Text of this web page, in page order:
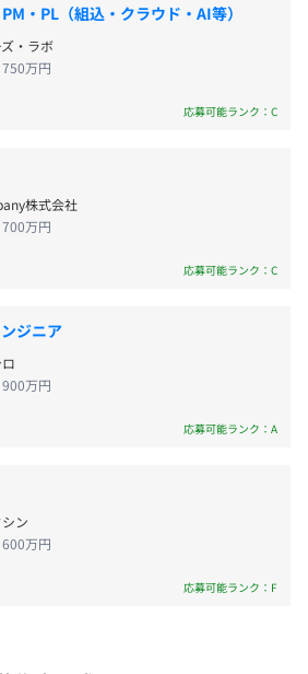
地4 柏の葉キャンパス148街区2
口1丁目2 PLAKA2 NINNO
レワークを行う場所を含む）
る事項
室設置（オフィスビル内に喫煙室
日）
・PL（組込・クラウド・AI等）
・ラボ
万円
応募可能ランク：C
株式会社
万円
応募可能ランク：C
ジニア
万円
応募可能ランク：A
ン
万円
応募可能ランク：F